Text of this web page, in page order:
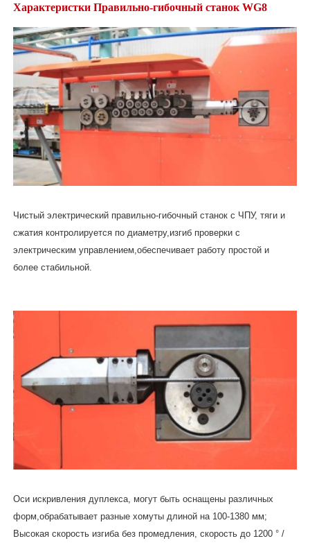
Правильно-гибочный станок WG8
ВИДЕО
Характеристки Правильно-гибочный станок WG8
Чистый электрический правильно-гибочный станок с ЧПУ, тяги и
сжатия контролируется по диаметру,изгиб проверки с
электрическим управлением,обеспечивает работу простой и
более стабильной.
Оси искривления дуплекса, могут быть оснащены различных
форм,обрабатывает разные хомуты длиной на 100-1380 мм;
Высокая скорость изгиба без промедления, скорость до 1200 ° /